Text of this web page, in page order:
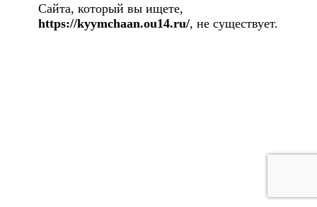
Сайта, который вы ищете,
https://kyymchaan.ou14.ru/, не существует.